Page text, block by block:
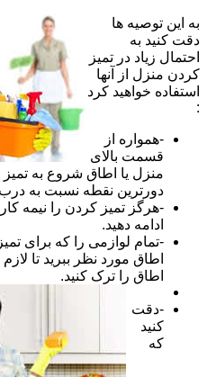
به این توصیه ها
دقت کنید به
احتمال زیاد در تمیز
کردن منزل از آنها
استفاده خواهید کرد
:
-همواره از
قسمت بالای
منزل یا اطاق شروع به تمیز
دورترین نقطه نسبت به
-هرگز تمیز کردن را نیمه کاره
ادامه دهید.
-تمام لوازمی را که برای
اطاق مورد نظر ببرید تا
اطاق را ترک کنید.
-دقت
کنید
که